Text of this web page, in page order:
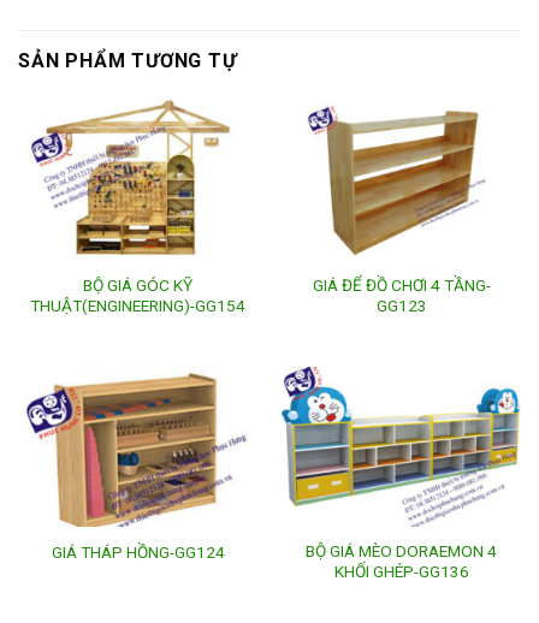
SẢN PHẨM TƯƠNG TỰ
BỘ GIÁ GÓC KỸ
THUẬT(ENGINEERING)-GG154
GIÁ ĐỂ ĐỒ CHƠI 4 TẦNG-
GG123
GIÁ THÁP HỒNG-GG124
BỘ GIÁ MÈO DORAEMON 4
KHỐI GHÉP-GG136